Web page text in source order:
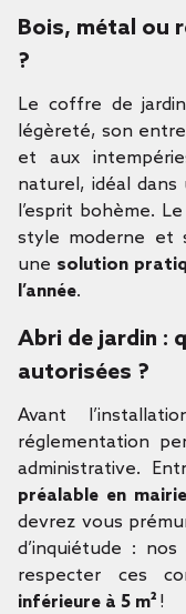
Bois, métal ou
?
Le coffre de
légèreté, son
et aux
naturel, idéal
l’esprit bohème. Le
style moderne et
une solution
l’année.
Abri de jardin :
autorisées ?
Avant
réglementation
administrative.
préalable en mairie
devrez vous
d’inquiétude :
respecter ces
inférieure à 5 m² !